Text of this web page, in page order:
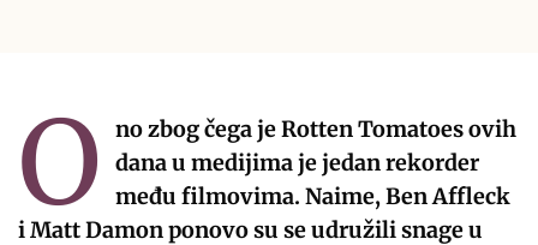
O
no zbog čega je Rotten Tomatoes ovih
dana u medijima je jedan rekorder
među filmovima. Naime, Ben Affleck
i Matt Damon ponovo su se udružili snage u